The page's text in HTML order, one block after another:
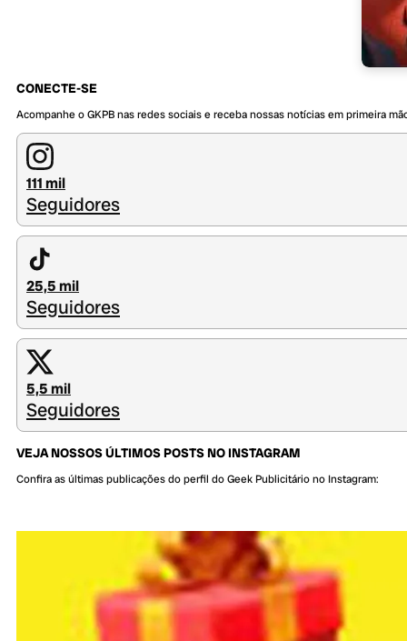
CONECTE-SE
Acompanhe o GKPB nas redes sociais e receba nossas notícias em primeira
111 mil
Seguidores
25,5 mil
Seguidores
5,5 mil
Seguidores
VEJA NOSSOS ÚLTIMOS POSTS NO INSTAGRAM
Confira as últimas publicações do perfil do Geek Publicitário no Instagram: